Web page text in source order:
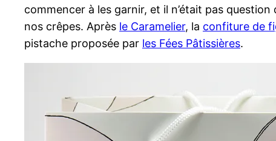
commencer à les garnir, et il n’était pas
nos crêpes. Après le Caramelier, la confiture de
pistache proposée par les Fées Pâtissières.